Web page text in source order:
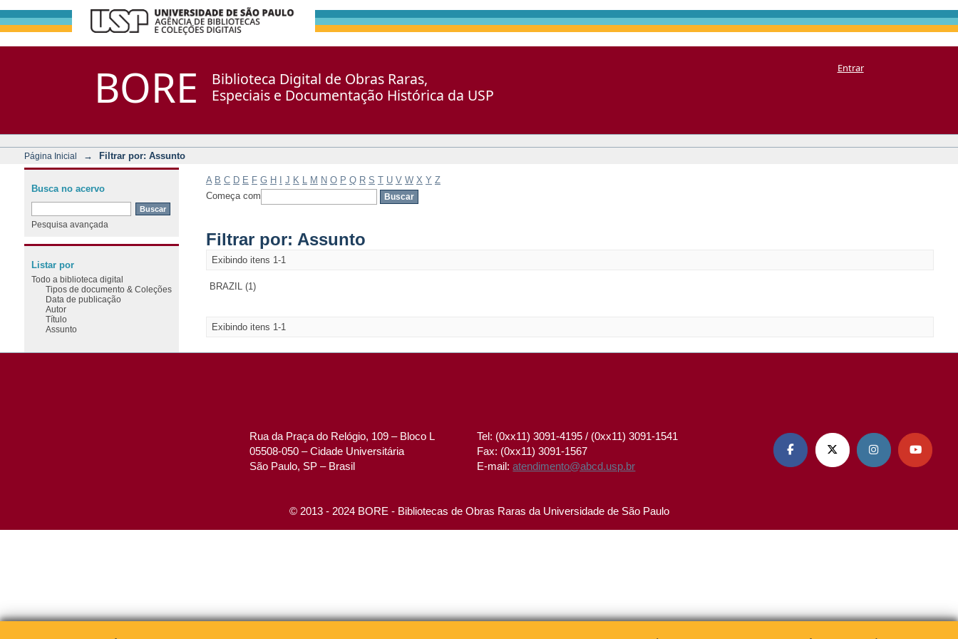
BORE
Biblioteca Digital de Obras Raras,
Especiais e Documentação Histórica da USP
Entrar
Página Inicial → Filtrar por: Assunto
A B C D E F G H J K M N O P Q R S T U V W X Y Z
Começa com
Filtrar por: Assunto
Exibindo itens 1-1
BRAZIL (1)
Exibindo itens 1-1
Busca no acervo
Pesquisa avançada
Listar por
Todo a biblioteca digital
Tipos de documento & Coleções
Data de publicação
Autor
Título
Assunto
Rua da Praça do Relógio, 109 – Bloco L
05508-050 – Cidade Universitária
São Paulo, SP – Brasil
Tel: (0xx11) 3091-4195 / (0xx11) 3091-1541
Fax: (0xx11) 3091-1567
E-mail:atendimento@abcd.usp.br
   
© 2013 - 2024 BORE - Bibliotecas de Obras Raras da Universidade de São Paulo